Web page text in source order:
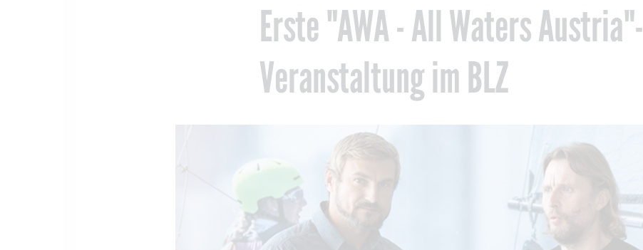
Erste "AWA - All Waters Austria"-
Veranstaltung im BLZ